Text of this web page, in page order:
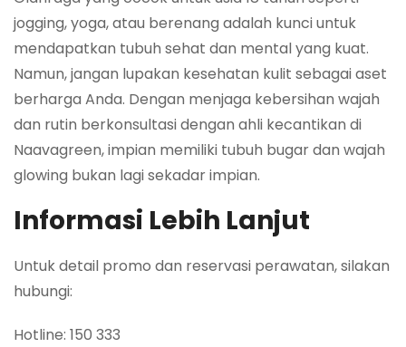
jogging, yoga, atau berenang adalah kunci untuk
mendapatkan tubuh sehat dan mental yang kuat.
Namun, jangan lupakan kesehatan kulit sebagai aset
berharga Anda. Dengan menjaga kebersihan wajah
dan rutin berkonsultasi dengan ahli kecantikan di
Naavagreen, impian memiliki tubuh bugar dan wajah
glowing bukan lagi sekadar impian.
Informasi Lebih Lanjut
Untuk detail promo dan reservasi perawatan, silakan
hubungi:
Hotline: 150 333